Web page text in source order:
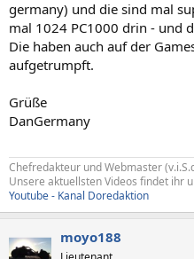
germany) und die sind mal
mal 1024 PC1000 drin - und
Die haben auch auf der
aufgetrumpft.
Grüße
DanGermany
Chefredakteur und Webmaster
Unsere aktuellsten Videos findet ihr
Youtube - Kanal Doredaktion
moyo188